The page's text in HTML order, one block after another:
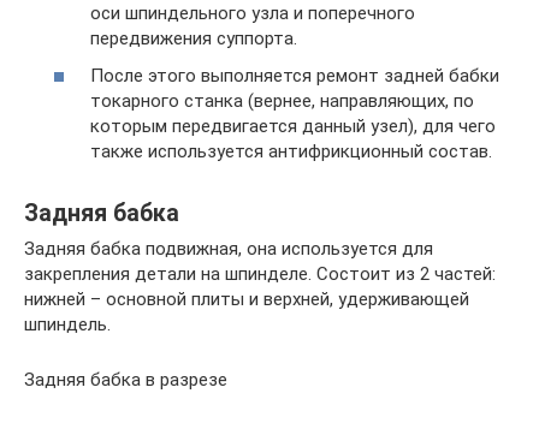
оси шпиндельного узла и поперечного
передвижения суппорта.
После этого выполняется ремонт задней бабки
токарного станка (вернее, направляющих, по
которым передвигается данный узел), для чего
также используется антифрикционный состав.
Задняя бабка
Задняя бабка подвижная, она используется для
закрепления детали на шпинделе. Состоит из 2 частей:
нижней – основной плиты и верхней, удерживающей
шпиндель.
Задняя бабка в разрезе